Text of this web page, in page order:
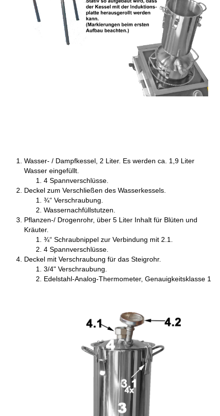
Wasser- / Dampfkessel, 2 Liter. Es werden ca. 1,9 Liter
Wasser eingefüllt.
4 Spannverschlüsse.
Deckel zum Verschließen des Wasserkessels.
¾“ Verschraubung.
Wassernachfüllstutzen.
Pflanzen-/ Drogenrohr, über 5 Liter Inhalt für Blüten und
Kräuter.
¾“ Schraubnippel zur Verbindung mit 2.1.
4 Spannverschlüsse.
Deckel mit Verschraubung für das Steigrohr.
3/4" Verschraubung.
Edelstahl-Analog-Thermometer, Genauigkeitsklasse 1